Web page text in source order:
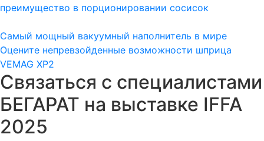
преимущество в порционировании сосисок
Самый мощный вакуумный наполнитель в мире
Оцените непревзойденные возможности шприца
VEMAG XP2
Связаться с специалистами
БЕГАРАТ на выставке IFFA
2025